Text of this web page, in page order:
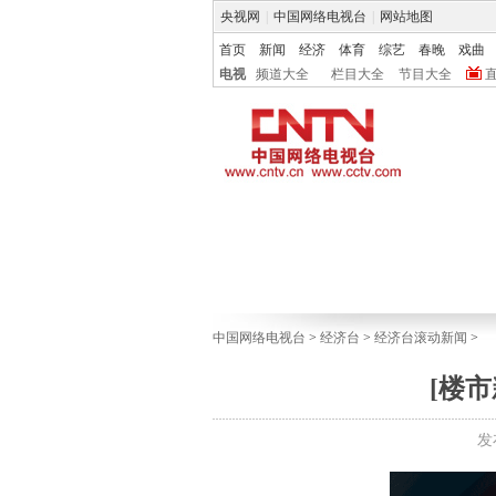
央视网 中国网络电视台 网站地图
首页 新闻 经济 体育 综艺 春晚
戏曲
电视
频道大全 栏目大全 节目大全
中国网络电视台 > 经济台 > 经济台滚动新闻 >
[楼